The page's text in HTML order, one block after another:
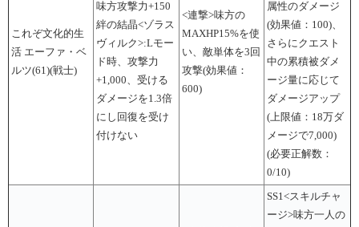
これぞ文化的生
活 エーファ・ベ
ルツ(61)(戦士)
味方攻撃力+150
絆の結晶<ゾラス
ヴィルク>:Lモー
ド時、攻撃力
+1,000、受ける
ダメージを1.3倍
にし回復を受け
付けない
<連撃>味方の
MAXHP15%を使
い、敵単体を3回
攻撃(効果値：
600)
属性のダメージ
(効果値：100)、
さらにクエスト
中の累積被ダメ
ージ量に応じて
ダメージアップ
(上限値：18万ダ
メージで7,000)
(必要正解数：
0/10)
SS1<スキルチャ
ージ>味方一人の